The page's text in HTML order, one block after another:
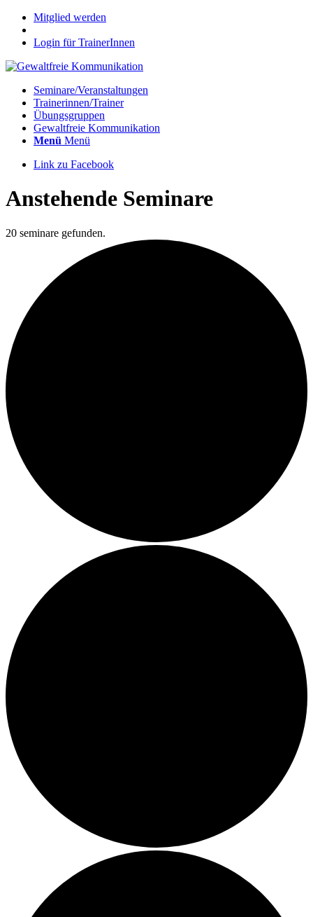
Mitglied werden
Login für TrainerInnen
Seminare/Veranstaltungen
Trainerinnen/Trainer
Übungsgruppen
Gewaltfreie Kommunikation
Menü Menü
Link zu Facebook
Anstehende Seminare
20 seminare gefunden.